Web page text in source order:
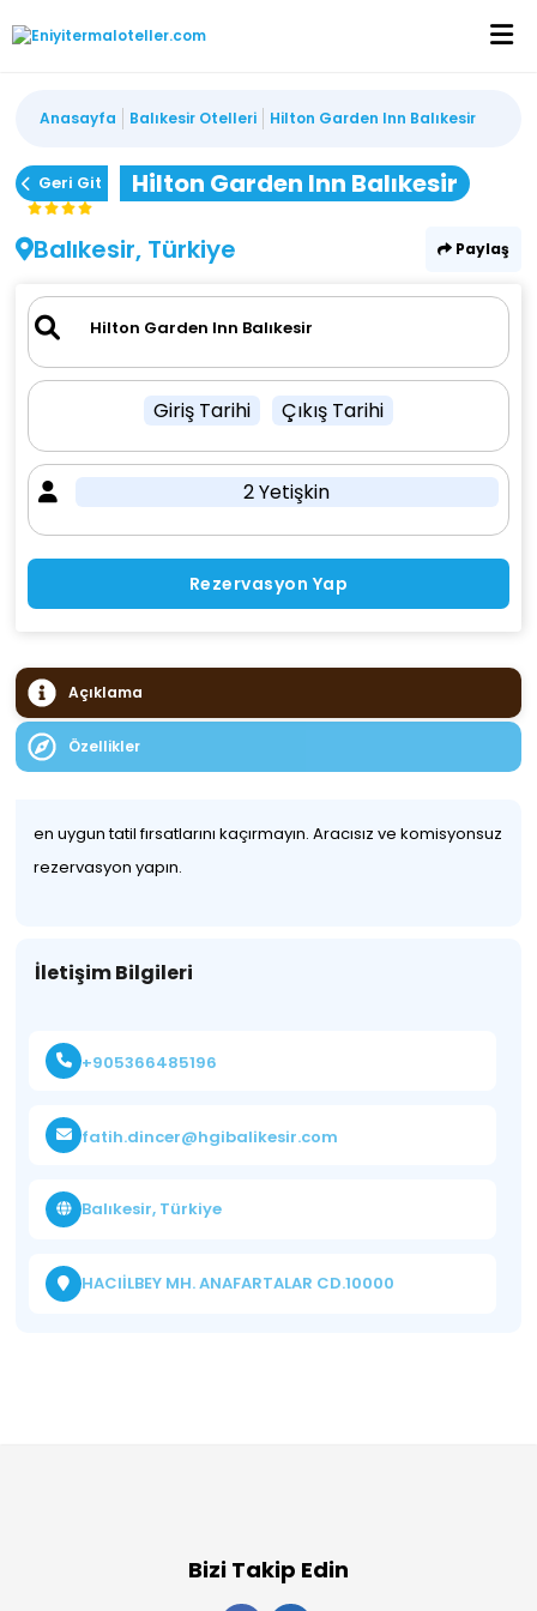
Anasayfa Balıkesir Otelleri Hilton Garden Inn Balıkesir
Geri Git
Hilton Garden Inn Balıkesir
Balıkesir, Türkiye
Paylaş
Giriş Tarihi Çıkış Tarihi
2 Yetişkin
Rezervasyon Yap
Açıklama
Özellikler
en uygun tatil fırsatlarını kaçırmayın. Aracısız ve komisyonsuz
rezervasyon yapın.
İletişim Bilgileri
+905366485196
fatih.dincer@hgibalikesir.com
Balıkesir, Türkiye
HACIİLBEY MH. ANAFARTALAR CD.10000
Bizi Takip Edin